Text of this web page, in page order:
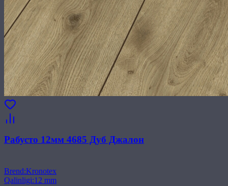
Рабусто 12мм 4685 Дуб Джалон
Brend:Kronotex
Qalinligi:12 mm